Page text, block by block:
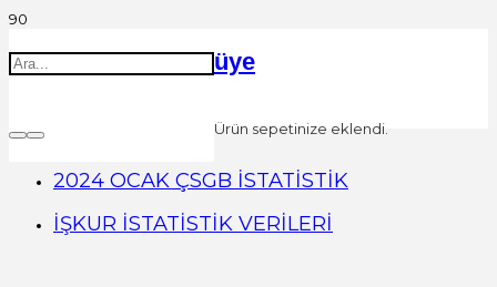
üye
Ürün sepetinize eklendi.
2024 OCAK ÇSGB İSTATİSTİK
İŞKUR İSTATİSTİK VERİLERİ